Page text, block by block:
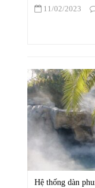
11/02/2023
Hệ thống dàn